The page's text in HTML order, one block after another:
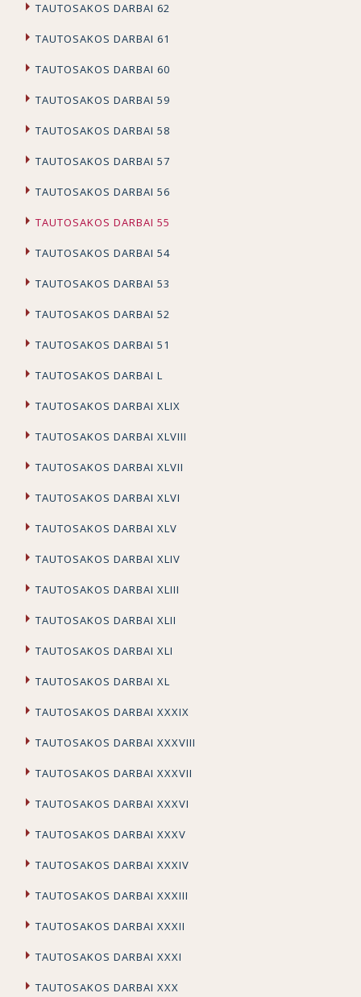
TAUTOSAKOS DARBAI 62
TAUTOSAKOS DARBAI 61
TAUTOSAKOS DARBAI 60
TAUTOSAKOS DARBAI 59
TAUTOSAKOS DARBAI 58
TAUTOSAKOS DARBAI 57
TAUTOSAKOS DARBAI 56
TAUTOSAKOS DARBAI 55
TAUTOSAKOS DARBAI 54
TAUTOSAKOS DARBAI 53
TAUTOSAKOS DARBAI 52
TAUTOSAKOS DARBAI 51
TAUTOSAKOS DARBAI L
TAUTOSAKOS DARBAI XLIX
TAUTOSAKOS DARBAI XLVIII
TAUTOSAKOS DARBAI XLVII
TAUTOSAKOS DARBAI XLVI
TAUTOSAKOS DARBAI XLV
TAUTOSAKOS DARBAI XLIV
TAUTOSAKOS DARBAI XLIII
TAUTOSAKOS DARBAI XLII
TAUTOSAKOS DARBAI XLI
TAUTOSAKOS DARBAI XL
TAUTOSAKOS DARBAI XXXIX
TAUTOSAKOS DARBAI XXXVIII
TAUTOSAKOS DARBAI XXXVII
TAUTOSAKOS DARBAI XXXVI
TAUTOSAKOS DARBAI XXXV
TAUTOSAKOS DARBAI XXXIV
TAUTOSAKOS DARBAI XXXIII
TAUTOSAKOS DARBAI XXXII
TAUTOSAKOS DARBAI XXXI
TAUTOSAKOS DARBAI XXX